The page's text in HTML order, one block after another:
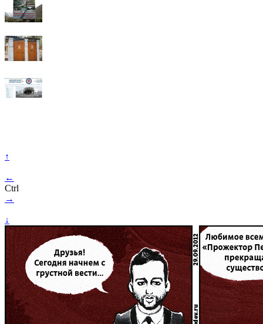
↑
←
Ctrl
→
↓